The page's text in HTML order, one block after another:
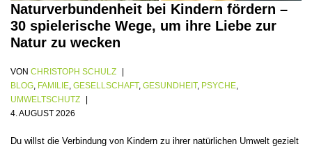
Naturverbundenheit bei Kindern fördern –
30 spielerische Wege, um ihre Liebe zur
Natur zu wecken
VON CHRISTOPH SCHULZ
BLOG FAMILIE GESELLSCHAFT, GESUNDHEIT, PSYCHE
UMWELTSCHUTZ
4. AUGUST 2026
Du willst die Verbindung von Kindern zu ihrer natürlichen Umwelt gezielt